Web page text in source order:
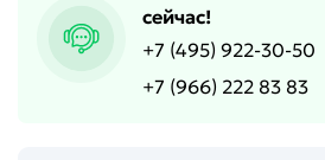
сейчас!
+7 (495) 922-30-50
+7 (966) 222 83 83